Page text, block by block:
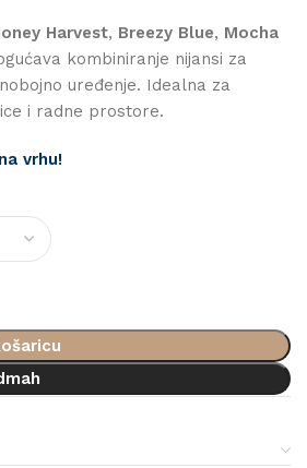
Harvest, Breezy Blue, Mocha
kombiniranje nijansi za
uređenje. Idealna za
i radne prostore.
vrhu!